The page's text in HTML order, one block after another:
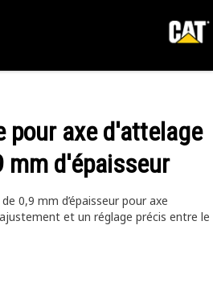
pour axe d'attelage
mm d'épaisseur
0,9 mm d’épaisseur pour axe
et un réglage précis entre le